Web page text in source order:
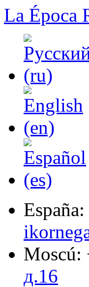
La Época
España:
Moscú:
д.16